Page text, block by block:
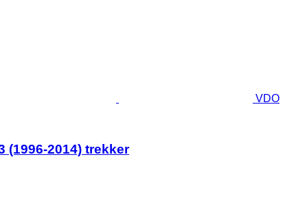
VDO
(1996-2014) trekker